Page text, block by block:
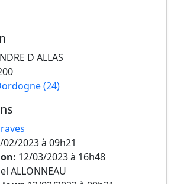
D ALLAS
(24)
02/2023 à 09h21
12/03/2023 à 16h48
ALLONNEAU